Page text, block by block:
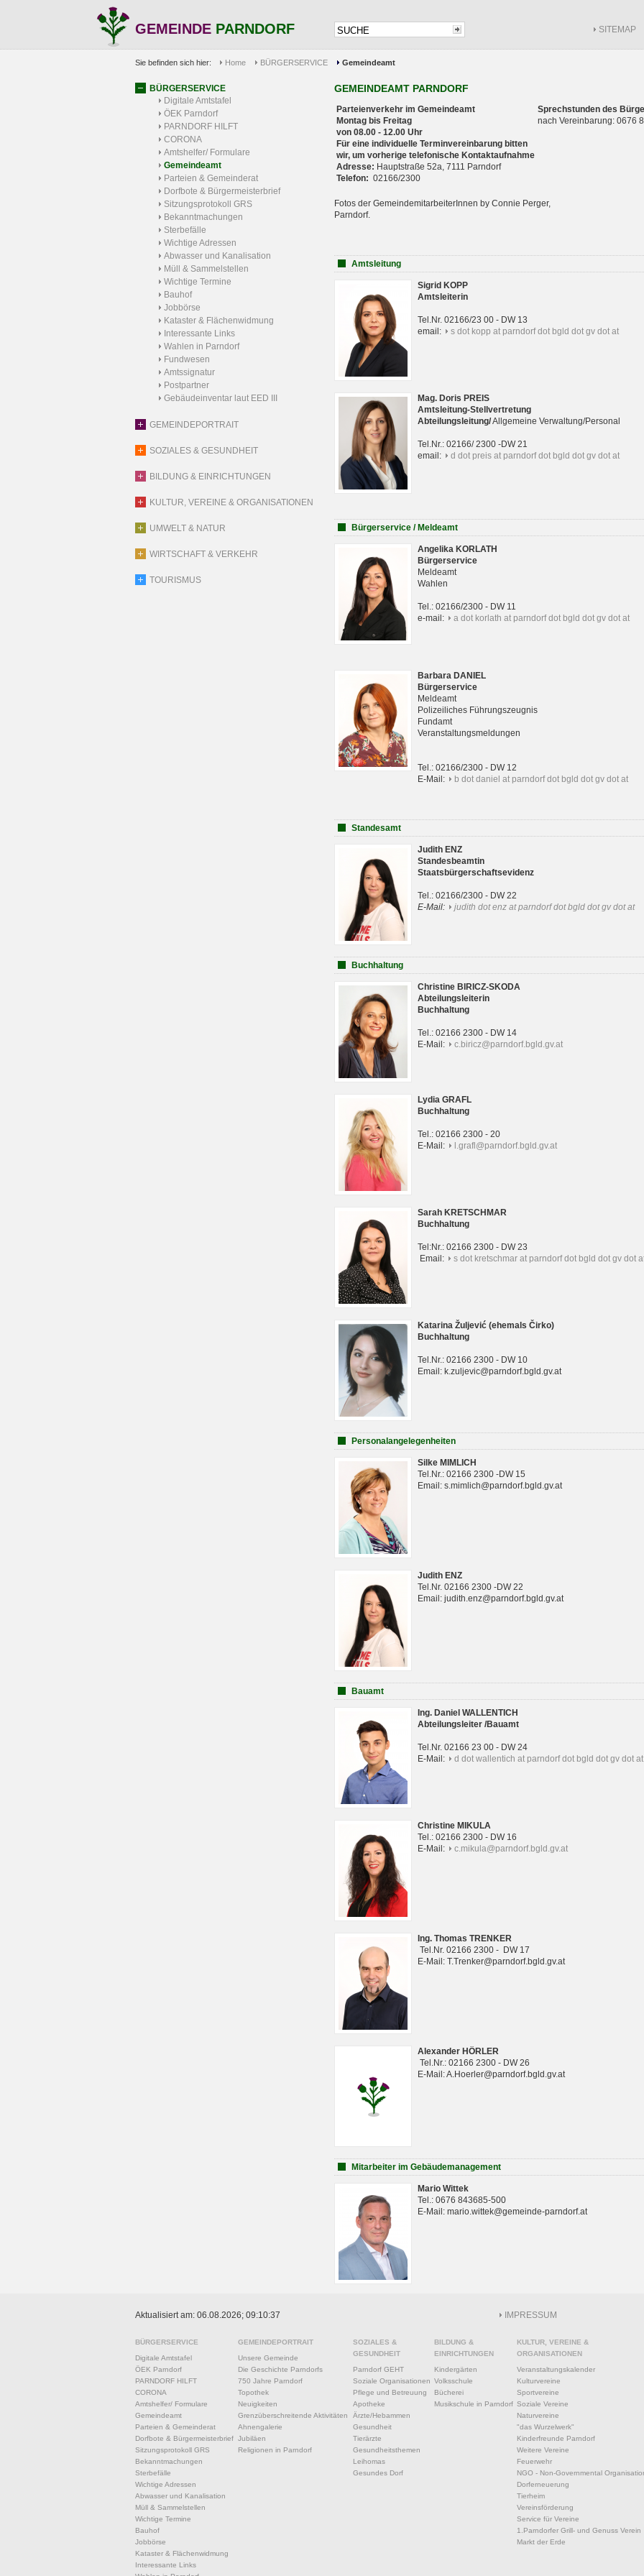
GEMEINDE PARNDORF SITEMAP
Sie befinden sich hier: Home BÜRGERSERVICE Gemeindeamt
BÜRGERSERVICE
Digitale Amtstafel
ÖEK Parndorf
PARNDORF HILFT
CORONA
Amtshelfer/ Formulare
Gemeindeamt
Parteien & Gemeinderat
Dorfbote & Bürgermeisterbrief
Sitzungsprotokoll GRS
Bekanntmachungen
Sterbefälle
Wichtige Adressen
Abwasser und Kanalisation
Müll & Sammelstellen
Wichtige Termine
Bauhof
Jobbörse
Kataster & Flächenwidmung
Interessante Links
Wahlen in Parndorf
Fundwesen
Amtssignatur
Postpartner
Gebäudeinventar laut EED III
GEMEINDEPORTRAIT
SOZIALES & GESUNDHEIT
BILDUNG & EINRICHTUNGEN
KULTUR, VEREINE & ORGANISATIONEN
UMWELT & NATUR
WIRTSCHAFT & VERKEHR
TOURISMUS
GEMEINDEAMT PARNDORF
Parteienverkehr im Gemeindeamt
Montag bis Freitag
von 08.00 - 12.00 Uhr
Für eine individuelle Terminvereinbarung bitten
wir, um vorherige telefonische Kontaktaufnahme
Adresse: Hauptstraße 52a, 7111 Parndorf
Telefon: 02166/2300
Sprechstunden des
nach Vereinbarung: 0676
Fotos der GemeindemitarbeiterInnen by Connie Perger,
Parndorf.
Amtsleitung
Sigrid KOPP
Amtsleiterin
Tel.Nr. 02166/23 00 - DW 13
email:
s dot kopp at parndorf dot bgld dot gv dot at
Mag. Doris PREIS
Amtsleitung-Stellvertretung
Abteilungsleitung/Allgemeine Verwaltung/Personal
Tel.Nr.: 02166/ 2300 -DW 21
email:
d dot preis at parndorf dot bgld dot gv dot at
Bürgerservice / Meldeamt
Angelika KORLATH
Bürgerservice
Meldeamt
Wahlen
Tel.: 02166/2300 - DW 11
e-mail:
a dot korlath at parndorf dot bgld dot gv dot at
Barbara DANIEL
Bürgerservice
Meldeamt
Polizeiliches Führungszeugnis
Fundamt
Veranstaltungsmeldungen
Tel.: 02166/2300 - DW 12
E-Mail:
b dot daniel at parndorf dot bgld dot gv dot at
Standesamt
Judith ENZ
Standesbeamtin
Staatsbürgerschaftsevidenz
Tel.: 02166/2300 - DW 22
E-Mail:
judith dot enz at parndorf dot bgld dot gv dot at
Buchhaltung
Christine BIRICZ-SKODA
Abteilungsleiterin
Buchhaltung
Tel.: 02166 2300 - DW 14
E-Mail:
c.biricz@parndorf.bgld.gv.at
Lydia GRAFL
Buchhaltung
Tel.: 02166 2300 - 20
E-Mail:
l.grafl@parndorf.bgld.gv.at
Sarah KRETSCHMAR
Buchhaltung
Tel:Nr.: 02166 2300 - DW 23
Email:
s dot kretschmar at parndorf dot bgld dot gv dot
Katarina Žuljević (ehemals Čirko)
Buchhaltung
Tel.Nr.: 02166 2300 - DW 10
Email: k.zuljevic@parndorf.bgld.gv.at
Personalangelegenheiten
Silke MIMLICH
Tel.Nr.: 02166 2300 -DW 15
Email: s.mimlich@parndorf.bgld.gv.at
Judith ENZ
Tel.Nr. 02166 2300 -DW 22
Email: judith.enz@parndorf.bgld.gv.at
Bauamt
Ing. Daniel WALLENTICH
Abteilungsleiter /Bauamt
Tel.Nr. 02166 23 00 - DW 24
E-Mail:
d dot wallentich at parndorf dot bgld dot gv dot at
Christine MIKULA
Tel.: 02166 2300 - DW 16
E-Mail:
c.mikula@parndorf.bgld.gv.at
Ing. Thomas TRENKER
Tel.Nr. 02166 2300 - DW 17
E-Mail: T.Trenker@parndorf.bgld.gv.at
Alexander HÖRLER
Tel.Nr.: 02166 2300 - DW 26
E-Mail: A.Hoerler@parndorf.bgld.gv.at
Mitarbeiter im Gebäudemanagement
Mario Wittek
Tel.: 0676 843685-500
E-Mail: mario.wittek@gemeinde-parndorf.at
Aktualisiert am: 06.08.2026; 09:10:37 IMPRESSUM
BÜRGERSERVICE
Digitale Amtstafel
ÖEK Parndorf
PARNDORF HILFT
CORONA
Amtshelfer/ Formulare
Gemeindeamt
Parteien & Gemeinderat
Dorfbote & Bürgermeisterbrief
Sitzungsprotokoll GRS
Bekanntmachungen
Sterbefälle
Wichtige Adressen
Abwasser und Kanalisation
Müll & Sammelstellen
Wichtige Termine
Bauhof
Jobbörse
Kataster & Flächenwidmung
Interessante Links
GEMEINDEPORTRAIT
Unsere Gemeinde
Die Geschichte Parndorfs
750 Jahre Parndorf
Topothek
Neuigkeiten
Grenzüberschreitende Aktivitäten
Ahnengalerie
Jubiläen
Religionen in Parndorf
SOZIALES &
GESUNDHEIT
Parndorf GEHT
Soziale Organisationen
Pflege und Betreuung
Apotheke
Ärzte/Hebammen
Gesundheit
Tierärzte
Gesundheitsthemen
Leihomas
Gesundes Dorf
BILDUNG &
EINRICHTUNGEN
Kindergärten
Volksschule
Bücherei
Musikschule in Parndorf
KULTUR, VEREINE &
ORGANISATIONEN
Veranstaltungskalender
Kulturvereine
Sportvereine
Soziale Vereine
Naturvereine
"das Wurzelwerk"
Kinderfreunde Parndorf
Weitere Vereine
Feuerwehr
NGO - Non-Governmental
Dorferneuerung
Tierheim
Vereinsförderung
Service für Vereine
1.Parndorfer Grill- und Genuss Verein
Markt der Erde